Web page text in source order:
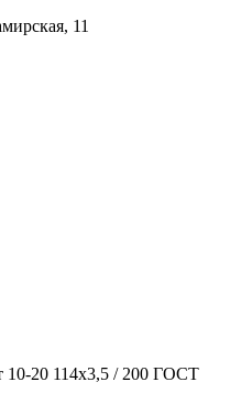
11
20 114x3,5 / 200 ГОСТ